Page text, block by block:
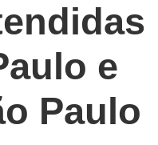
e
Paulo